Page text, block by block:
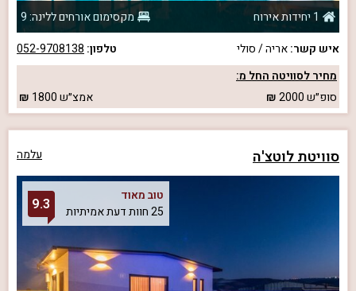
1 יחידות אירוח
מקסימום אורחים ללינה: 9
איש קשר:אריה / סולי טלפון: 052-9708138
מחיר לסוויטה החל מ:
סופ״ש2000 אמצ״ש1800
סוויטת לוטצ'ה עלמה
טוב מאוד
25 חוות דעת אמיתיות
9.3